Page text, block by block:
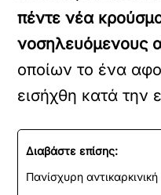
πέντε νέα
νοσηλευόμενους
οποίων το ένα
εισήχθη κατά την
Διαβάστε επίσης:
Πανίσχυρη αντικαρκινική